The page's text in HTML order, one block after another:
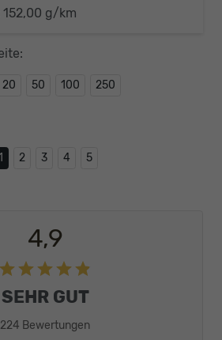
152,00 g/km
20 50 100 250
2 3 4 5
4,9
SEHR GUT
224 Bewertungen